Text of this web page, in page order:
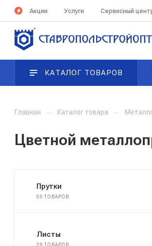
Акции Услуги Сервисный
КАТАЛОГ ТОВАРОВ
Главная — Каталог товара —
Цветной
Прутки
55 ТОВАРОВ
Листы
29 ТОВАРОВ